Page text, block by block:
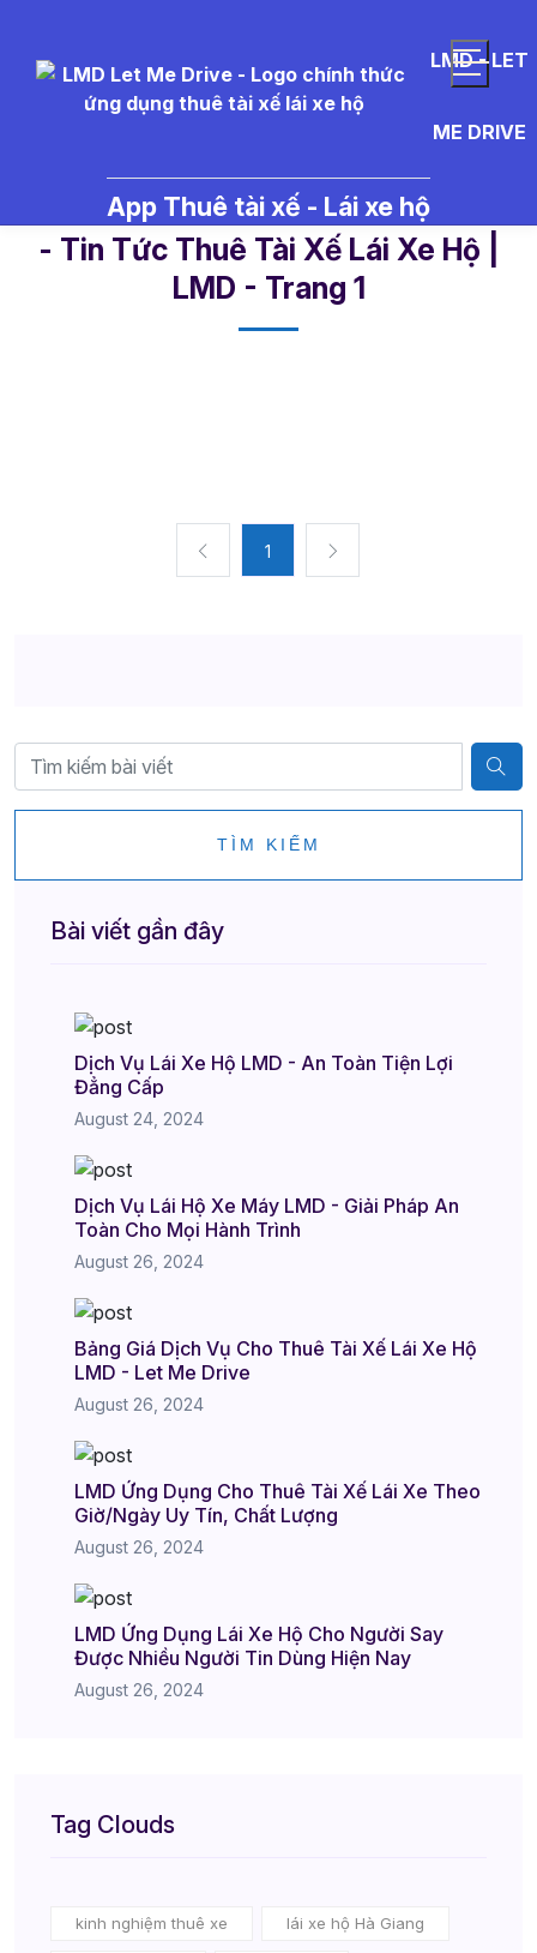
LMD - LET
ME DRIVE
App Thuê tài xế - Lái xe hộ
- Tin Tức Thuê Tài Xế Lái Xe Hộ |
LMD - Trang 1​
1
TÌM KIẾM
Bài viết gần đây
Dịch Vụ Lái Xe Hộ LMD - An Toàn Tiện Lợi
Đẳng Cấp
August 24, 2024
Dịch Vụ Lái Hộ Xe Máy LMD - Giải Pháp An
Toàn Cho Mọi Hành Trình
August 26, 2024
Bảng Giá Dịch Vụ Cho Thuê Tài Xế Lái Xe Hộ
LMD - Let Me Drive
August 26, 2024
LMD Ứng Dụng Cho Thuê Tài Xế Lái Xe Theo
Giờ/Ngày Uy Tín, Chất Lượng
August 26, 2024
LMD Ứng Dụng Lái Xe Hộ Cho Người Say
Được Nhiều Người Tin Dùng Hiện Nay
August 26, 2024
Tag Clouds
kinh nghiệm thuê xe lái xe hộ Hà Giang